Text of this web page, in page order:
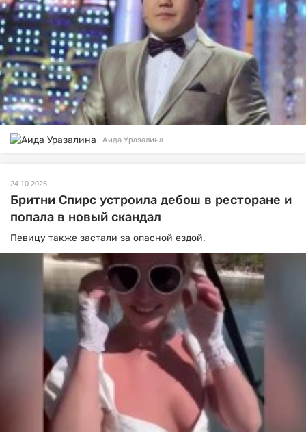
Аида Уразалина
24.10.2025
Бритни Спирс устроила дебош в ресторане и
попала в новый скандал
Певицу также застали за опасной ездой.